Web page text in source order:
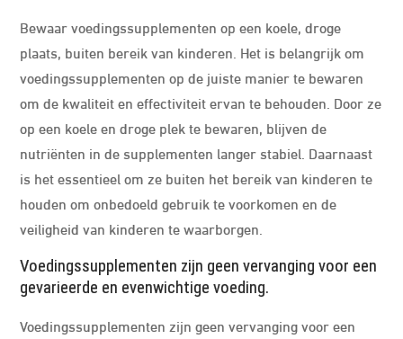
Bewaar voedingssupplementen op een koele, droge
plaats, buiten bereik van kinderen. Het is belangrijk om
voedingssupplementen op de juiste manier te bewaren
om de kwaliteit en effectiviteit ervan te behouden. Door ze
op een koele en droge plek te bewaren, blijven de
nutriënten in de supplementen langer stabiel. Daarnaast
is het essentieel om ze buiten het bereik van kinderen te
houden om onbedoeld gebruik te voorkomen en de
veiligheid van kinderen te waarborgen.
Voedingssupplementen zijn geen vervanging voor een
gevarieerde en evenwichtige voeding.
Voedingssupplementen zijn geen vervanging voor een